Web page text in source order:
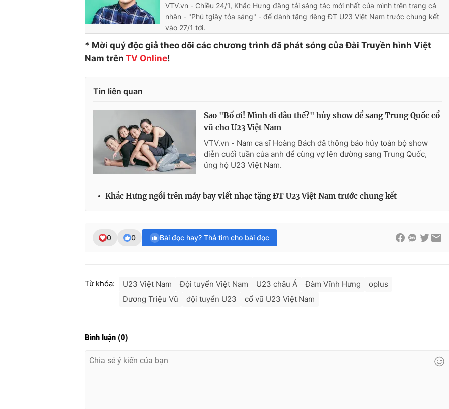
VTV.vn - Chiều 24/1, Khắc Hưng đăng tải sáng tác mới nhất của mình trên trang cá
nhân - "Phú tgiây tỏa sáng" - để dành tặng riêng ĐT U23 Việt Nam trước chung kết
vào 27/1 tới.
* Mời quý độc giả theo dõi các chương trình đã phát sóng của Đài Truyền hình Việt
Nam trên TV Online!
Tin liên quan
Sao "Bố ơi! Mình đi đâu thế?" hủy show để sang Trung Quốc cổ
vũ cho U23 Việt Nam
VTV.vn - Nam ca sĩ Hoàng Bách đã thông báo hủy toàn bộ show
diễn cuối tuần của anh để cùng vợ lên đường sang Trung Quốc,
ủng hộ U23 Việt Nam.
Khắc Hưng ngồi trên máy bay viết nhạc tặng ĐT U23 Việt Nam trước chung kết
0 0 Bài đọc hay? Thả tim cho bài đọc
Từ khóa: U23 Việt Nam Đội tuyển Việt Nam U23 châu Á Đàm Vĩnh Hưng
oplus
Dương Triệu Vũ
đội tuyển U23 cổ vũ U23 Việt Nam
Bình luận (0)